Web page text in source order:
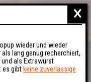
×
wieder und wieder
lang genug recherchiert,
als Extrawurst
es gibt keine zuverlässige